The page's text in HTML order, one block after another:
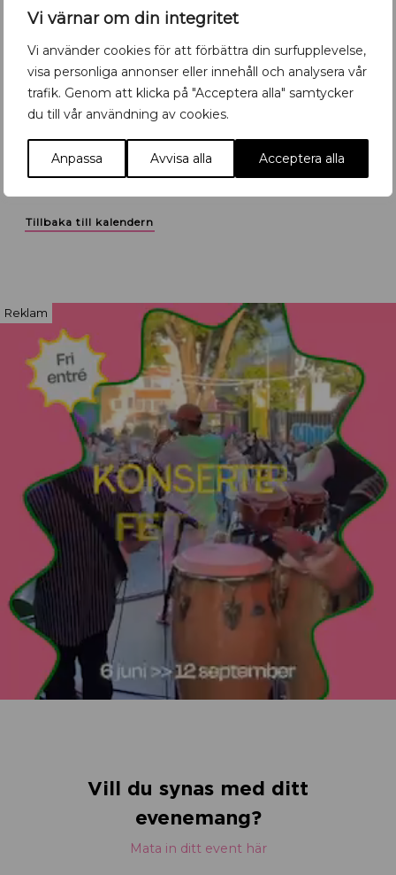
Vi värnar om din integritet
Vi använder cookies för att förbättra din surfupplevelse,
visa personliga annonser eller innehåll och analysera vår
trafik. Genom att klicka på "Acceptera alla" samtycker
du till vår användning av cookies.
Anpassa Avvisa alla Acceptera alla
Utställning Öster om Ån
Öster om Ån
Jeff Mills
Uppsala Konsert & Kongress
Tillbaka till kalendern
Reklam
Vill du synas med ditt
evenemang?
Mata in ditt event här